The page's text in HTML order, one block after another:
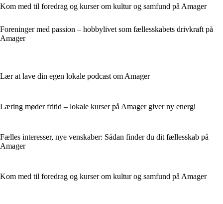
Kom med til foredrag og kurser om kultur og samfund på Amager
Foreninger med passion – hobbylivet som fællesskabets drivkraft på
Amager
Lær at lave din egen lokale podcast om Amager
Læring møder fritid – lokale kurser på Amager giver ny energi
Fælles interesser, nye venskaber: Sådan finder du dit fællesskab på
Amager
Kom med til foredrag og kurser om kultur og samfund på Amager